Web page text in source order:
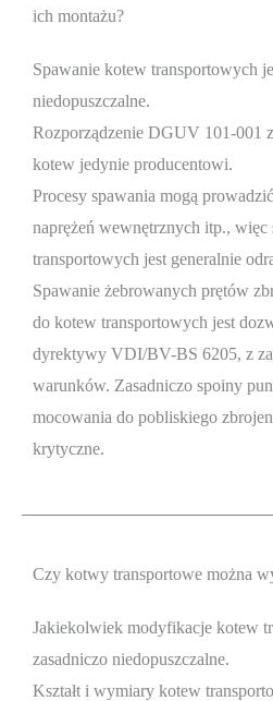
ich montażu?
Spawanie kotew transportowych
niedopuszczalne.
Rozporządzenie DGUV 101-001
kotew jedynie producentowi.
Procesy spawania mogą
naprężeń wewnętrznych itp., więc
transportowych jest generalnie
Spawanie żebrowanych prętów
do kotew transportowych jest
dyrektywy VDI/BV-BS 6205, z
warunków. Zasadniczo spoiny
mocowania do pobliskiego
krytyczne.
Czy kotwy transportowe można
Jakiekolwiek modyfikacje kotew
zasadniczo niedopuszczalne.
Kształt i wymiary kotew